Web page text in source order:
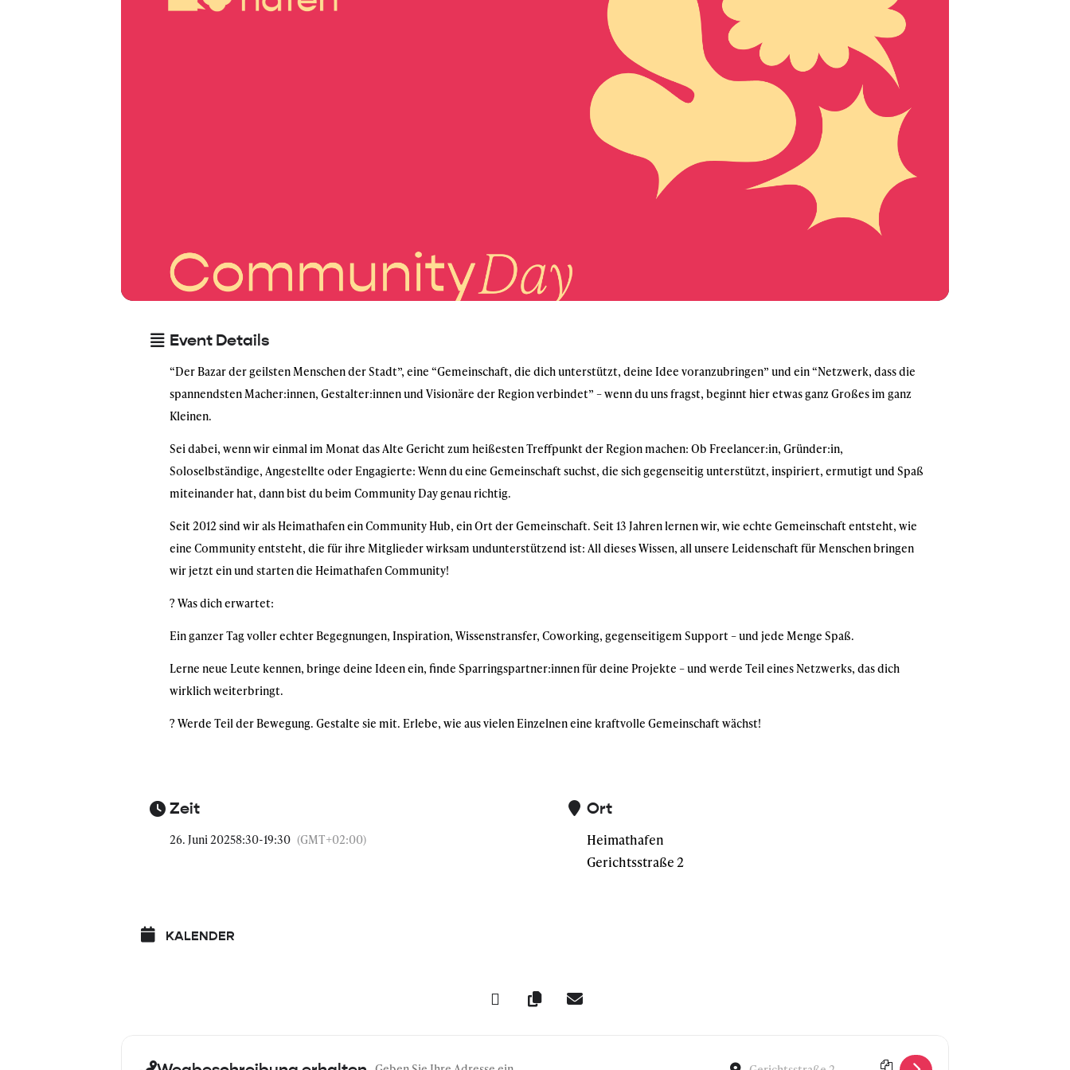
Event Details
“Der Bazar der geilsten Menschen der Stadt”, eine “Gemeinschaft, die dich unterstützt, deine Idee voranzubringen” und ein “Netzwerk, dass die
spannendsten Macher:innen, Gestalter:innen und Visionäre der Region verbindet” – wenn du uns fragst, beginnt hier etwas ganz Großes im ganz
Kleinen.
Sei dabei, wenn wir einmal im Monat das Alte Gericht zum heißesten Treffpunkt der Region machen: Ob Freelancer:in, Gründer:in,
Soloselbständige, Angestellte oder Engagierte: Wenn du eine Gemeinschaft suchst, die sich gegenseitig unterstützt, inspiriert, ermutigt und Spaß
miteinander hat, dann bist du beim Community Day genau richtig.
Seit 2012 sind wir als Heimathafen ein Community Hub, ein Ort der Gemeinschaft. Seit 13 Jahren lernen wir, wie echte Gemeinschaft entsteht, wie
eine Community entsteht, die für ihre Mitglieder wirksam undunterstützend ist: All dieses Wissen, all unsere Leidenschaft für Menschen bringen
wir jetzt ein und starten die Heimathafen Community!
? Was dich erwartet:
Ein ganzer Tag voller echter Begegnungen, Inspiration, Wissenstransfer, Coworking, gegenseitigem Support – und jede Menge Spaß.
Lerne neue Leute kennen, bringe deine Ideen ein, finde Sparringspartner:innen für deine Projekte – und werde Teil eines Netzwerks, das dich
wirklich weiterbringt.
? Werde Teil der Bewegung. Gestalte sie mit. Erlebe, wie aus vielen Einzelnen eine kraftvolle Gemeinschaft wächst!
Zeit
26. Juni 20258:30-19:30 (GMT+02:00)
Ort
Heimathafen
Gerichtsstraße 2
KALENDER
Address - Community Day [] Destination Address - Community Day []